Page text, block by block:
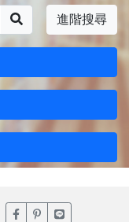
進階搜尋
臉書分享(另開新視窗)
噗浪分享(另開新
Line分享(另